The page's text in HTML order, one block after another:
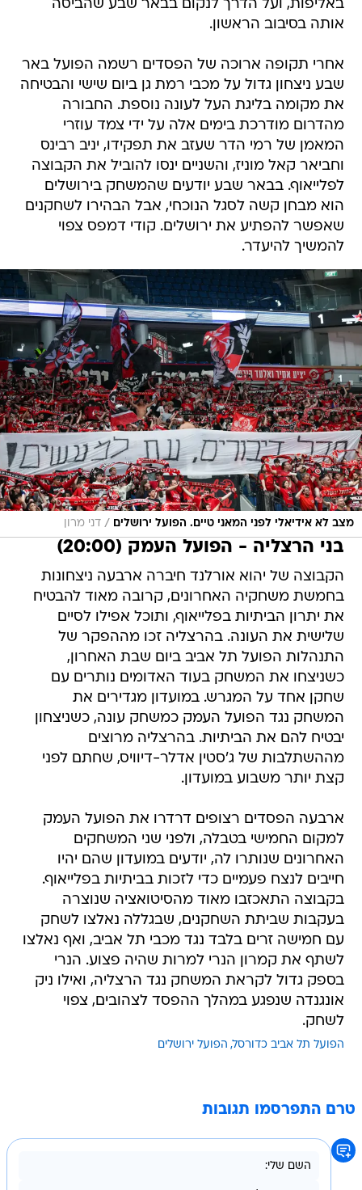
באליפות, ועל הדרך לנקום בבאר שבע שהביסה
אותה בסיבוב הראשון.
אחרי תקופה ארוכה של הפסדים רשמה הפועל באר
שבע ניצחון גדול על מכבי רמת גן ביום שישי והבטיחה
את מקומה בליגת העל לעונה נוספת. החבורה
מהדרום מודרכת בימים אלה על ידי צמד עוזרי
המאמן של רמי הדר שעזב את תפקידו, יניב רבינס
וחביאר קאל מוניז, והשניים ינסו להוביל את הקבוצה
לפלייאוף. בבאר שבע יודעים שהמשחק בירושלים
הוא מבחן קשה לסגל הנוכחי, אבל הבהירו לשחקנים
שאפשר להפתיע את ירושלים. קודי דמפס צפוי
להמשיך להיעדר.
מצב לא אידיאלי לפני המאני טיים. הפועל ירושלים / דני מרון
בני הרצליה - הפועל העמק (20:00)
הקבוצה של יהוא אורלנד חיברה ארבעה ניצחונות
בחמשת משחקיה האחרונים, קרובה מאוד להבטיח
את יתרון הביתיות בפלייאוף, ותוכל אפילו לסיים
שלישית את העונה. בהרצליה זכו מההפקר של
התנהלות הפועל תל אביב ביום שבת האחרון,
כשניצחו את המשחק בעוד האדומים נותרים עם
שחקן אחד על המגרש. במועדון מגדירים את
המשחק נגד הפועל העמק כמשחק עונה, כשניצחון
יבטיח להם את הביתיות. בהרצליה מרוצים
מההשתלבות של ג'סטין אדלר-דיוויס, שחתם לפני
קצת יותר משבוע במועדון.
ארבעה הפסדים רצופים דרדרו את הפועל העמק
למקום החמישי בטבלה, ולפני שני המשחקים
האחרונים שנותרו לה, יודעים במועדון שהם יהיו
חייבים לנצח פעמיים כדי לזכות בביתיות בפלייאוף.
בקבוצה התאכזבו מאוד מהסיטואציה שנוצרה
בעקבות שביתת השחקנים, שבגללה נאלצו לשחק
עם חמישה זרים בלבד נגד מכבי תל אביב, ואף נאלצו
לשתף את קמרון הנרי למרות שהיה פצוע. הנרי
בספק גדול לקראת המשחק נגד הרצליה, ואילו ניק
אונגנדה שנפגע במהלך ההפסד לצהובים, צפוי
לשחק.
הפועל תל אביב כדורסל הפועל ירושלים
טרם התפרסמו תגובות